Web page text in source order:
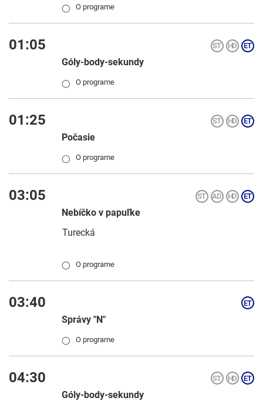
◯ O programe
01:05
Góly-body-sekundy
◯ O programe
01:25
Počasie
◯ O programe
03:05
Nebíčko v papuľke
Turecká
◯ O programe
03:40
Správy "N"
◯ O programe
04:30
Góly-body-sekundy